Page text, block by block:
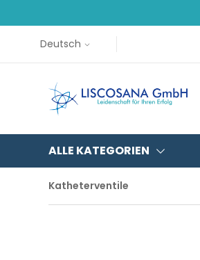
Deutsch
ALLE KATEGORIEN
Katheterventile